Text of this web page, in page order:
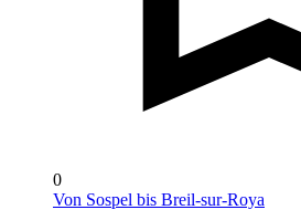
0
Von Sospel bis Breil-sur-Roya